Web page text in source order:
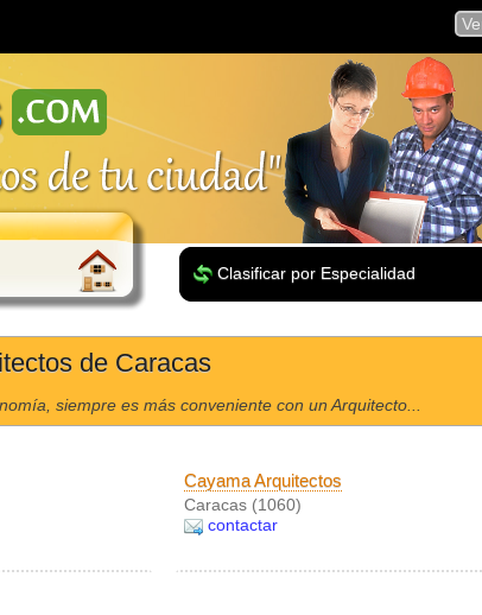
Clasificar por Especialidad
de Caracas
siempre es más conveniente con un Arquitecto...
Cayama Arquitectos
Caracas (1060)
contactar